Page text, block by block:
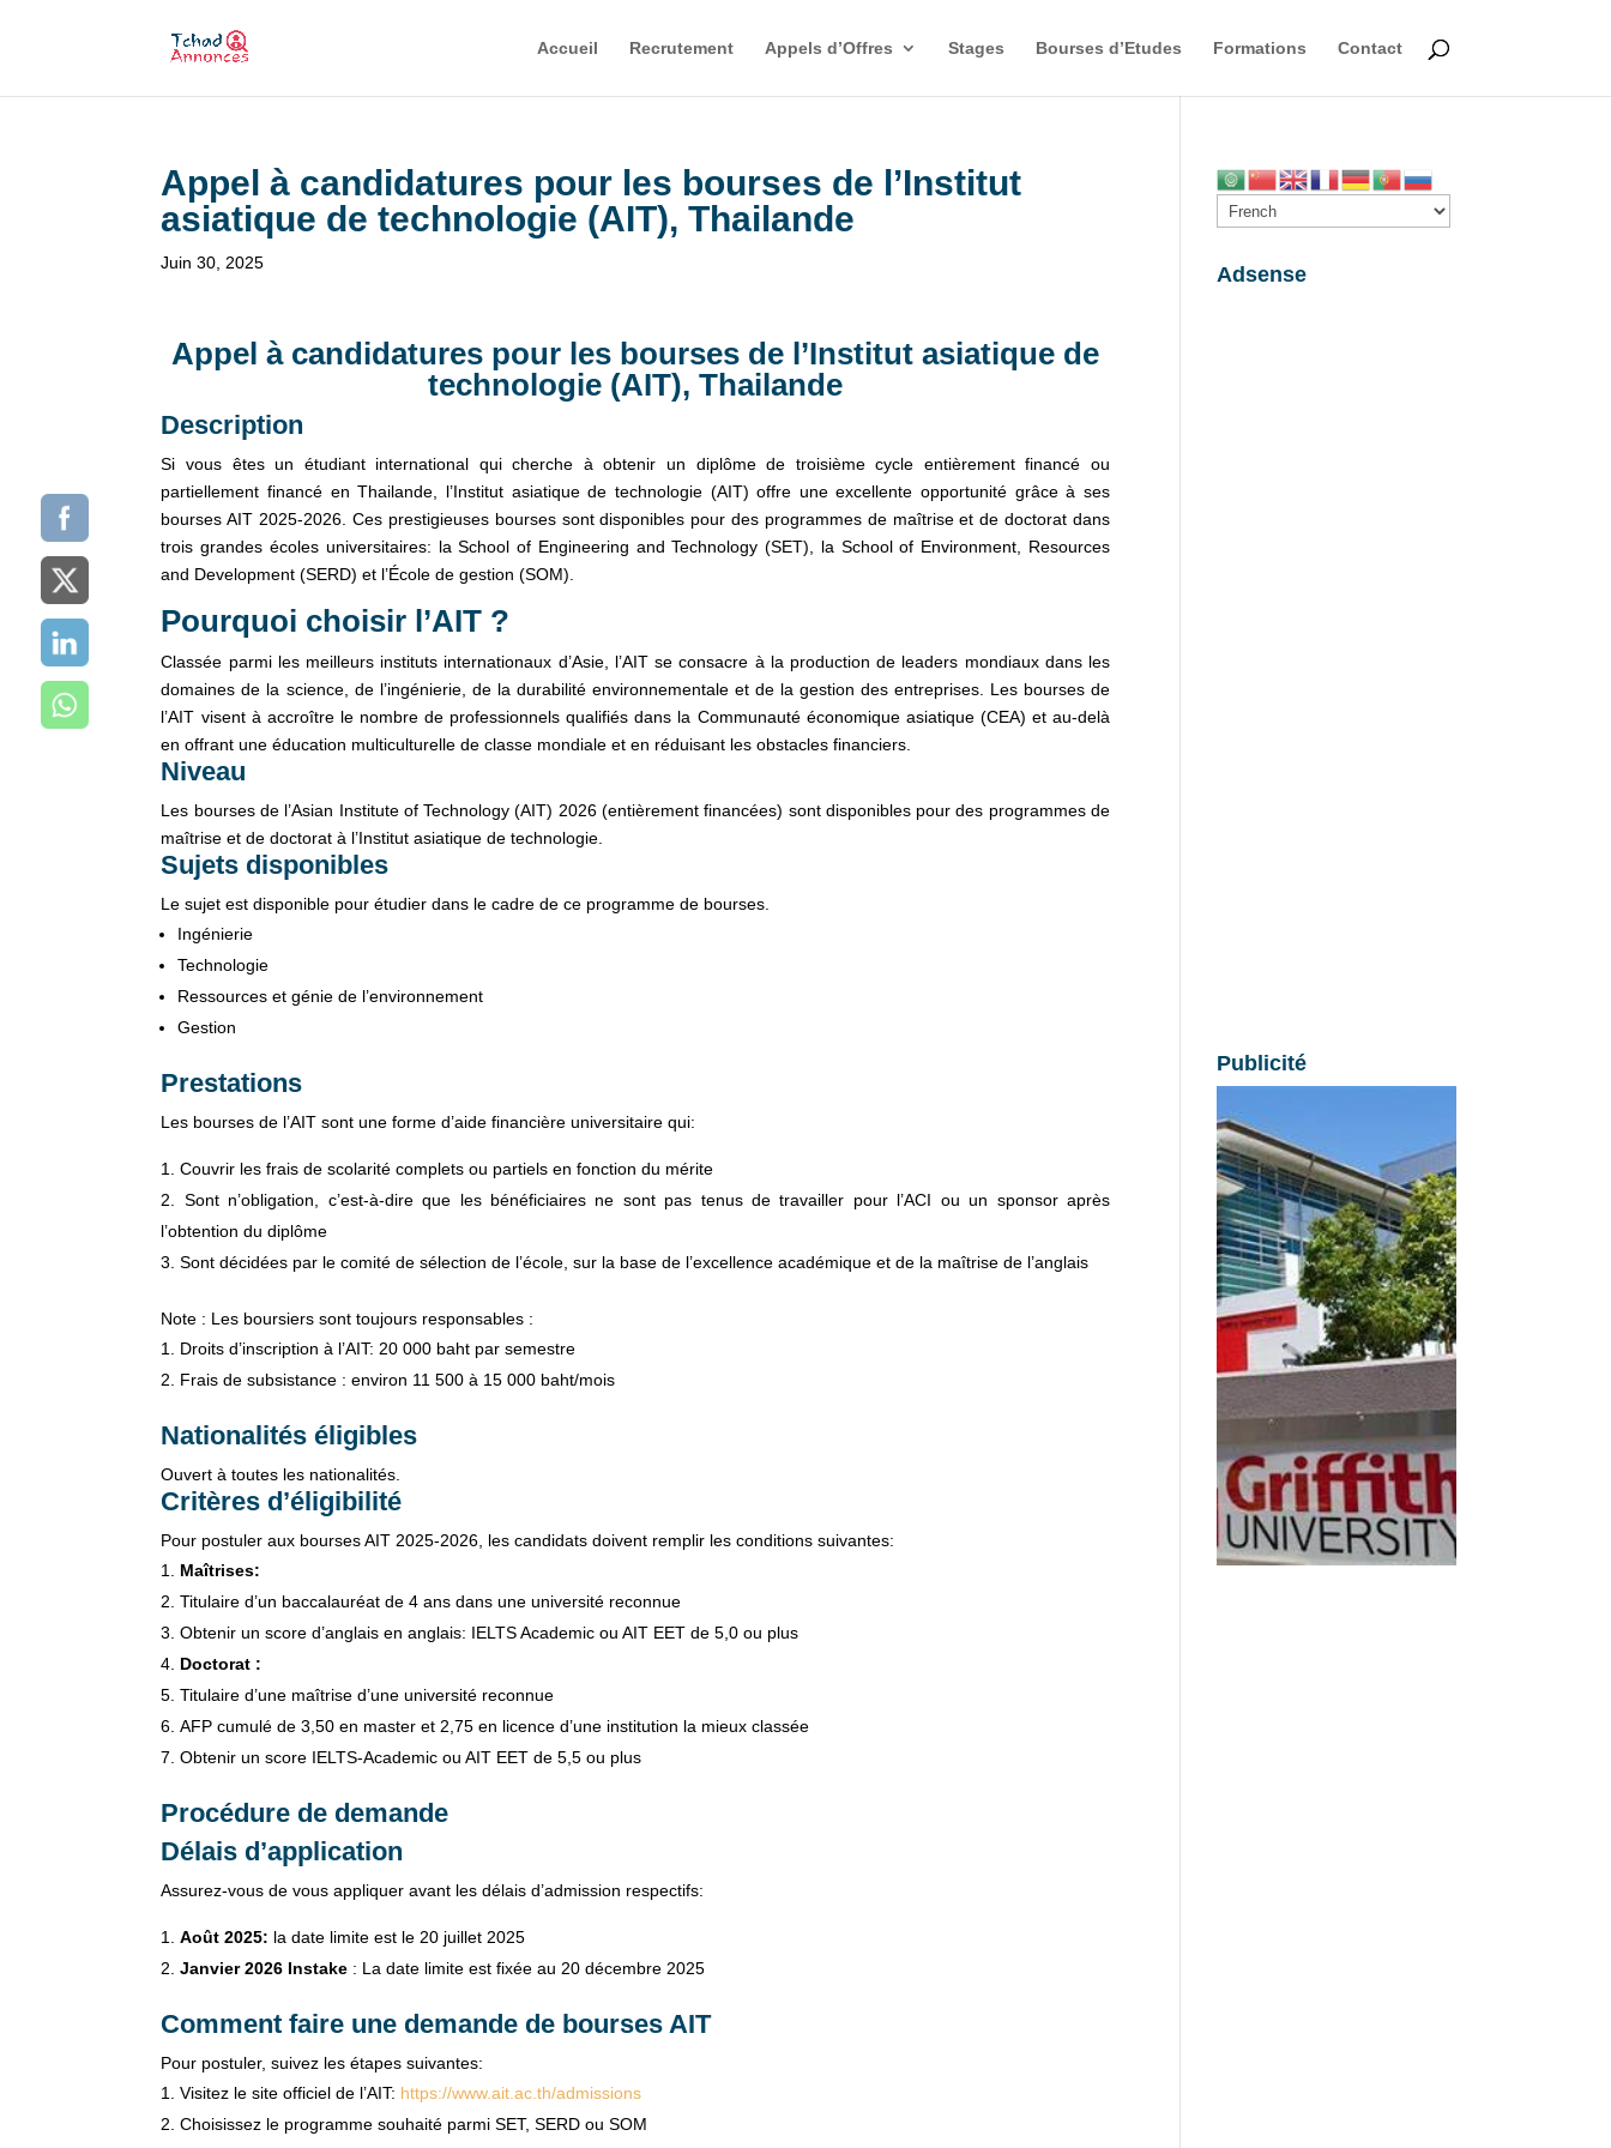
Accueil Recrutement Appels d’Offres Stages Bourses d’Etudes Formations Contact
Appel à candidatures pour les bourses de l’Institut
asiatique de technologie (AIT), Thailande
Juin 30, 2025
Appel à candidatures pour les bourses de l’Institut asiatique de
technologie (AIT), Thailande
Description
Si vous êtes un étudiant international qui cherche à obtenir un diplôme de troisième cycle entièrement financé ou
partiellement financé en Thailande, l’Institut asiatique de technologie (AIT) offre une excellente opportunité grâce à ses
bourses AIT 2025-2026. Ces prestigieuses bourses sont disponibles pour des programmes de maîtrise et de doctorat dans
trois grandes écoles universitaires: la School of Engineering and Technology (SET), la School of Environment, Resources
and Development (SERD) et l’École de gestion (SOM).
Pourquoi choisir l’AIT ?
Classée parmi les meilleurs instituts internationaux d’Asie, l’AIT se consacre à la production de leaders mondiaux dans les
domaines de la science, de l’ingénierie, de la durabilité environnementale et de la gestion des entreprises. Les bourses de
l’AIT visent à accroître le nombre de professionnels qualifiés dans la Communauté économique asiatique (CEA) et au-delà
en offrant une éducation multiculturelle de classe mondiale et en réduisant les obstacles financiers.
Niveau
Les bourses de l’Asian Institute of Technology (AIT) 2026 (entièrement financées) sont disponibles pour des programmes de
maîtrise et de doctorat à l’Institut asiatique de technologie.
Sujets disponibles
Le sujet est disponible pour étudier dans le cadre de ce programme de bourses.
Ingénierie
Technologie
Ressources et génie de l’environnement
Gestion
Prestations
Les bourses de l’AIT sont une forme d’aide financière universitaire qui:
Couvrir les frais de scolarité complets ou partiels en fonction du mérite
Sont n’obligation, c’est-à-dire que les bénéficiaires ne sont pas tenus de travailler pour l’ACI ou un sponsor après
l’obtention du diplôme
Sont décidées par le comité de sélection de l’école, sur la base de l’excellence académique et de la maîtrise de l’anglais
Note : Les boursiers sont toujours responsables :
Droits d’inscription à l’AIT: 20 000 baht par semestre
Frais de subsistance : environ 11 500 à 15 000 baht/mois
Nationalités éligibles
Ouvert à toutes les nationalités.
Critères d’éligibilité
Pour postuler aux bourses AIT 2025-2026, les candidats doivent remplir les conditions suivantes:
Maîtrises:
Titulaire d’un baccalauréat de 4 ans dans une université reconnue
Obtenir un score d’anglais en anglais: IELTS Academic ou AIT EET de 5,0 ou plus
Doctorat :
Titulaire d’une maîtrise d’une université reconnue
AFP cumulé de 3,50 en master et 2,75 en licence d’une institution la mieux classée
Obtenir un score IELTS-Academic ou AIT EET de 5,5 ou plus
Procédure de demande
Délais d’application
Assurez-vous de vous appliquer avant les délais d’admission respectifs:
Août 2025: la date limite est le 20 juillet 2025
Janvier 2026 Instake : La date limite est fixée au 20 décembre 2025
Comment faire une demande de bourses AIT
Pour postuler, suivez les étapes suivantes:
Visitez le site officiel de l’AIT: https://www.ait.ac.th/admissions
Choisissez le programme souhaité parmi SET, SERD ou SOM
Adsense
Publicité